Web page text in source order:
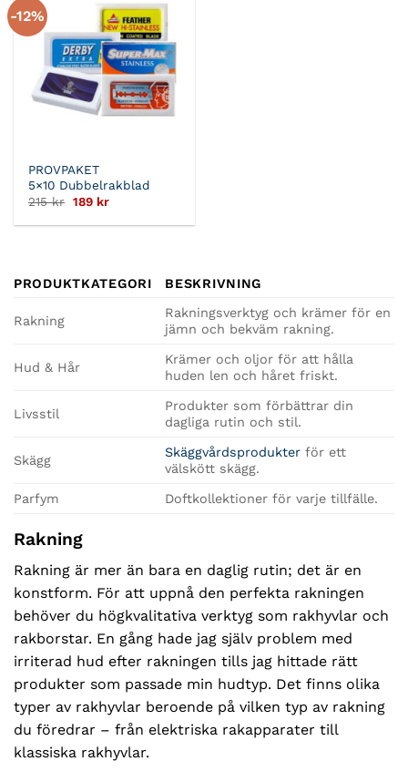
-12%
PROVPAKET
5×10 Dubbelrakblad
215kr Det
priset
189 krDet
priset
PRODUKTKATEGORI BESKRIVNING
Rakning
Rakningsverktyg och krämer för en
jämn och bekväm rakning.
Hud & Hår
Krämer och oljor för att hålla
huden len och håret friskt.
Livsstil
Produkter som förbättrar din
dagliga rutin och stil.
Skägg
Skäggvårdsprodukter för ett
välskött skägg.
Parfym Doftkollektioner för varje tillfälle.
Rakning
Rakning är mer än bara en daglig rutin; det är en
konstform. För att uppnå den perfekta rakningen
behöver du högkvalitativa verktyg som rakhyvlar och
rakborstar. En gång hade jag själv problem med
irriterad hud efter rakningen tills jag hittade rätt
produkter som passade min hudtyp. Det finns olika
typer av rakhyvlar beroende på vilken typ av rakning
du föredrar – från elektriska rakapparater till
klassiska rakhyvlar.